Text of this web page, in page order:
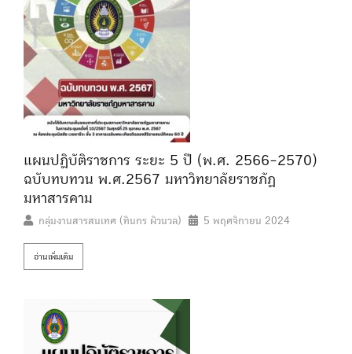
แผนปฏิบัติราชการ ระยะ 5 ปี (พ.ศ. 2566-2570)
ฉบับทบทวน พ.ศ.2567 มหาวิทยาลัยราชภัฏ
มหาสารคาม
กลุ่มงานสารสนเทศ (ทินกร ผิวนวล) 5 พฤศจิกายน 2024
อ่านเพิ่มเติม